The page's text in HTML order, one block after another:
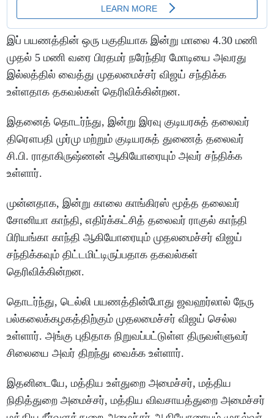
இப் பயணத்தின் ஒரு பகுதியாக இன்று மாலை 4.30 மணி
முதல் 5 மணி வரை பிரதமர் நரேந்திர மோடியை அவரது
இல்லத்தில் வைத்து முதலமைச்சர் விஜய் சந்திக்க
உள்ளதாக தகவல்கள் தெரிவிக்கின்றன.
இதனைத் தொடர்ந்து, இன்று இரவு குடியரசுத் தலைவர்
திரௌபதி முர்மு மற்றும் குடியரசுத் துணைத் தலைவர்
சி.பி. ராதாகிருஷ்ணன் ஆகியோரையும் அவர் சந்திக்க
உள்ளார்.
முன்னதாக, இன்று காலை காங்கிரஸ் மூத்த தலைவர்
சோனியா காந்தி, எதிர்க்கட்சித் தலைவர் ராகுல் காந்தி
பிரியங்கா காந்தி ஆகியோரையும் முதலமைச்சர் விஜய்
சந்திக்கவும் திட்டமிட்டிருப்பதாக தகவல்கள்
தெரிவிக்கின்றன.
தொடர்ந்து, டெல்லி பயணத்தின்போது ஜவஹர்லால் நேரு
பல்கலைக்கழகத்திற்கும் முதலமைச்சர் விஜய் செல்ல
உள்ளார். அங்கு புதிதாக நிறுவப்பட்டுள்ள திருவள்ளுவர்
சிலையை அவர் திறந்து வைக்க உள்ளார்.
இதனிடையே, மத்திய உள்துறை அமைச்சர், மத்திய
நிதித்துறை அமைச்சர், மத்திய விவசாயத்துறை அமைச்சர்